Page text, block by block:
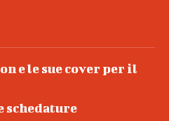
e le sue cover per il
schedature